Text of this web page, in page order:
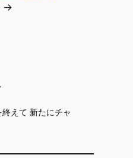
→
えて 新たにチャ